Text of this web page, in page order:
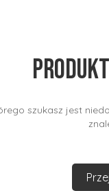
szukasz jest